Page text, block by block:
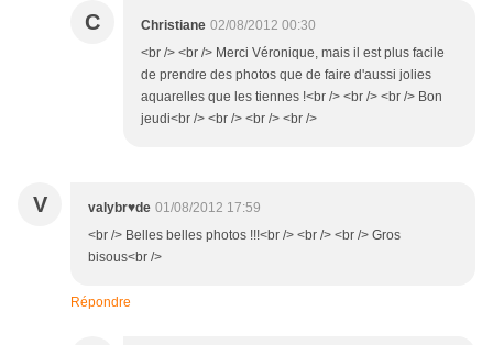
C Christiane 02/08/2012 00:30
<br /> <br /> Merci Véronique, mais il est plus facile
de prendre des photos que de faire d'aussi jolies
aquarelles que les tiennes !<br /> <br /> <br /> Bon
jeudi<br /> <br /> <br /> <br />
V valybr♥de 01/08/2012 17:59
<br /> Belles belles photos !!!<br /> <br /> <br /> Gros
bisous<br />
Répondre